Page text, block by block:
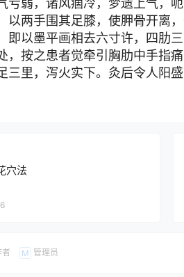
弱，诸风痼冷，梦遗上气，呃
以两手围其足膝，使胛骨开离
即以墨平画相去六寸许，四肋
，按之患者觉牵引胸肋中手指
三里，泻火实下。灸后令人阳
穴法
M 管理员